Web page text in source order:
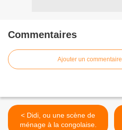
Commentaires
Ajouter un commentaire
< Didi, ou une scène de
ménage à la congolaise.